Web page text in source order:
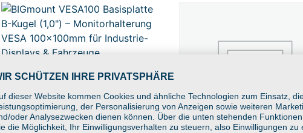
BIGmount VESA100 Basisplatte
B-Kugel (1,0″) –
Monitorhalterung VESA
100x100mm für Industrie-
Displays & Fahrzeuge